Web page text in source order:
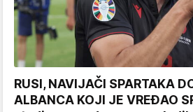
RUSI, NAVIJAČI SPARTAKA
ALBANCA KOJI JE VREĐAO